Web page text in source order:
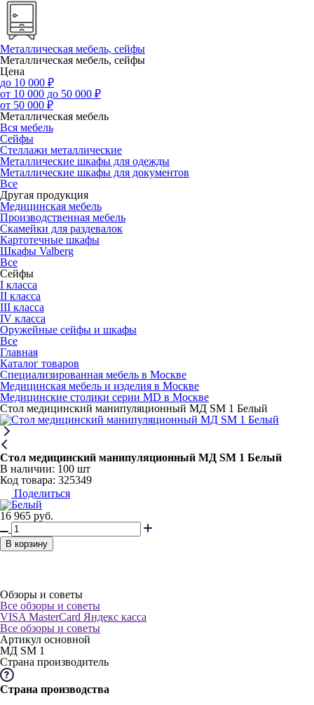
Металлическая мебель, сейфы
Металлическая мебель, сейфы
Цена
до 10 000 ₽
от 10 000 до 50 000 ₽
от 50 000 ₽
Металлическая мебель
Вся мебель
Сейфы
Стеллажи металлические
Металлические шкафы для одежды
Металлические шкафы для документов
Все
Другая продукция
Медицинская мебель
Производственная мебель
Скамейки для раздевалок
Картотечные шкафы
Шкафы Valberg
Все
Сейфы
I класса
II класса
III класса
IV класса
Оружейные сейфы и шкафы
Все
Главная
Каталог товаров
Специализированная мебель в Москве
Медицинская мебель и изделия в Москве
Медицинские столики серии MD в Москве
Стол медицинский манипуляционный МД SM 1 Белый
Стол медицинский манипуляционный МД SM 1 Белый
В наличии: 100 шт
Код товара: 325349
Поделиться
16 965 руб.
В корзину
Обзоры и советы
Все обзоры и советы
VISA MasterCard Яндекс касса
Все обзоры и советы
Артикул основной
МД SM 1
Страна производитель
Страна производства